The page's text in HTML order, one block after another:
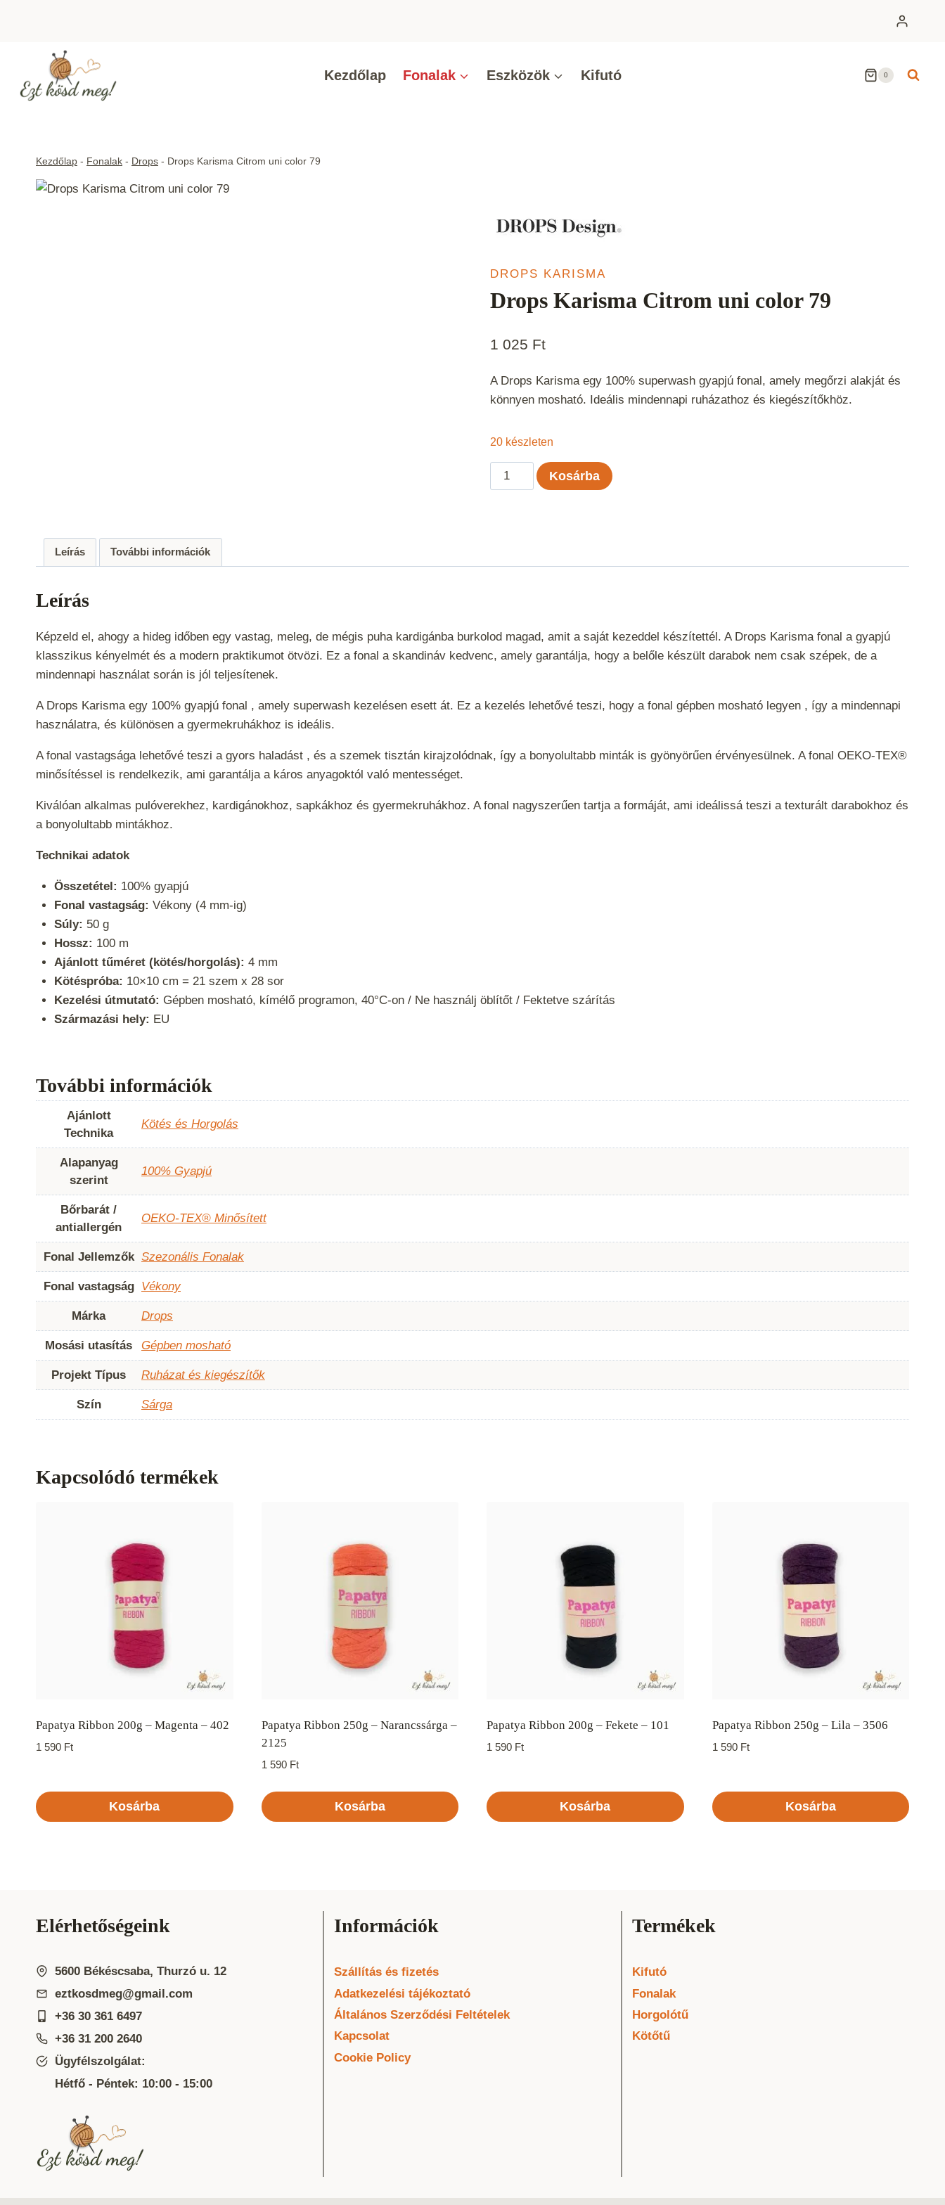
Kezdőlap Fonalak Eszközök Kifutó 0
Kezdőlap - Fonalak - Drops - Drops Karisma Citrom uni color 79
DROPS KARISMA
Drops Karisma Citrom uni color 79
1 025 Ft
A Drops Karisma egy 100% superwash gyapjú fonal, amely megőrzi alakját és
könnyen mosható. Ideális mindennapi ruházathoz és kiegészítőkhöz.
20 készleten
Drops
Karisma
79
Kosárba
Leírás További információk
Leírás
Képzeld el, ahogy a hideg időben egy vastag, meleg, de mégis puha kardigánba burkolod magad, amit a saját kezeddel készítettél. A Drops Karisma fonal a gyapjú
klasszikus kényelmét és a modern praktikumot ötvözi. Ez a fonal a skandináv kedvenc, amely garantálja, hogy a belőle készült darabok nem csak szépek, de a
mindennapi használat során is jól teljesítenek.
A Drops Karisma egy 100% gyapjú fonal , amely superwash kezelésen esett át. Ez a kezelés lehetővé teszi, hogy a fonal gépben mosható legyen , így a mindennapi
használatra, és különösen a gyermekruhákhoz is ideális.
A fonal vastagsága lehetővé teszi a gyors haladást , és a szemek tisztán kirajzolódnak, így a bonyolultabb minták is gyönyörűen érvényesülnek. A fonal OEKO-TEX®
minősítéssel is rendelkezik, ami garantálja a káros anyagoktól való mentességet.
Kiválóan alkalmas pulóverekhez, kardigánokhoz, sapkákhoz és gyermekruhákhoz. A fonal nagyszerűen tartja a formáját, ami ideálissá teszi a texturált darabokhoz és
a bonyolultabb mintákhoz.
Technikai adatok
Összetétel: 100% gyapjú
Fonal vastagság: Vékony (4 mm-ig)
Súly: 50 g
Hossz: 100 m
Ajánlott tűméret (kötés/horgolás): 4 mm
Kötéspróba: 10×10 cm = 21 szem x 28 sor
Kezelési útmutató: Gépben mosható, kímélő programon, 40°C-on / Ne használj öblítőt / Fektetve szárítás
Származási hely: EU
További információk
Ajánlott
Technika
Kötés és Horgolás
Alapanyag
szerint
100% Gyapjú
Bőrbarát /
antiallergén
OEKO-TEX® Minősített
Fonal Jellemzők Szezonális Fonalak
Fonal vastagság Vékony
Márka Drops
Mosási utasítás Gépben mosható
Projekt Típus Ruházat és kiegészítők
Szín Sárga
Kapcsolódó termékek
Papatya Ribbon 200g – Magenta – 402
1 590 Ft
Kosárba
Papatya Ribbon 250g – Narancssárga –
2125
1 590 Ft
Kosárba
Papatya Ribbon 200g – Fekete – 101
1 590 Ft
Kosárba
Papatya Ribbon 250g – Lila – 3506
1 590 Ft
Kosárba
Elérhetőségeink
5600 Békéscsaba, Thurzó u. 12
eztkosdmeg@gmail.com
+36 30 361 6497
+36 31 200 2640
Ügyfélszolgálat:
Hétfő - Péntek: 10:00 - 15:00
Információk
Szállítás és fizetés
Adatkezelési tájékoztató
Általános Szerződési Feltételek
Kapcsolat
Cookie Policy
Termékek
Kifutó
Fonalak
Horgolótű
Kötőtű